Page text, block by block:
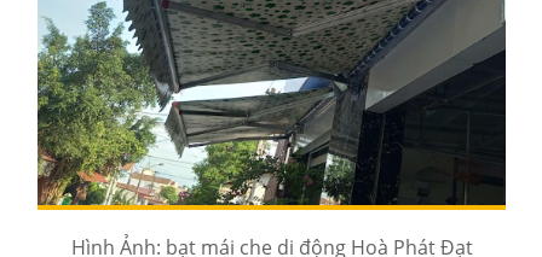
Hình Ảnh: bạt mái che di động Hoà Phát Đạt